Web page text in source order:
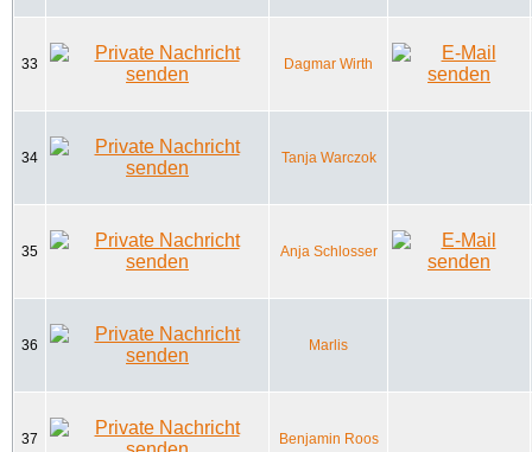
33 Dagmar Wirth
34 Tanja Warczok
35 Anja Schlosser
36 Marlis
37 Benjamin Roos